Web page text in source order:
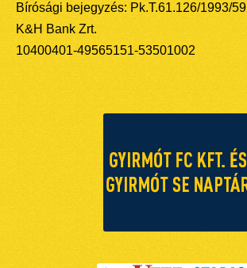
Bírósági bejegyzés: Pk.T.61.126/1993/59
K&H Bank Zrt.
10400401-49565151-53501002